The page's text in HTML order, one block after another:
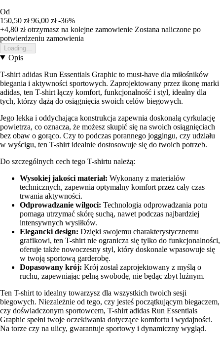
Od
150,50 zł 96,00 zł -36%
+4,80 złotrzymasz na kolejne zamowienie Zostana naliczone po
potwierdzeniu zamowienia
Loading...
Opis
T-shirt adidas Run Essentials Graphic to must-have dla miłośników
biegania i aktywności sportowych. Zaprojektowany przez ikonę marki
adidas, ten T-shirt łączy komfort, funkcjonalność i styl, idealny dla
tych, którzy dążą do osiągnięcia swoich celów biegowych.
Jego lekka i oddychająca konstrukcja zapewnia doskonałą cyrkulację
powietrza, co oznacza, że możesz skupić się na swoich osiągnięciach
bez obaw o gorąco. Czy to podczas porannego joggingu, czy udziału
w wyścigu, ten T-shirt idealnie dostosowuje się do twoich potrzeb.
Do szczególnych cech tego T-shirtu należą:
Wysokiej jakości materiał: Wykonany z materiałów
technicznych, zapewnia optymalny komfort przez cały czas
trwania aktywności.
Odprowadzanie wilgoci: Technologia odprowadzania potu
pomaga utrzymać skórę suchą, nawet podczas najbardziej
intensywnych wysiłków.
Elegancki design: Dzięki swojemu charakterystycznemu
grafikowi, ten T-shirt nie ogranicza się tylko do funkcjonalności,
oferuje także nowoczesny styl, który doskonale wpasowuje się
w twoją sportową garderobę.
Dopasowany krój: Krój został zaprojektowany z myślą o
ruchu, zapewniając pełną swobodę, nie będąc zbyt luźnym.
Ten T-shirt to idealny towarzysz dla wszystkich twoich sesji
biegowych. Niezależnie od tego, czy jesteś początkującym biegaczem,
czy doświadczonym sportowcem, T-shirt adidas Run Essentials
Graphic spełni twoje oczekiwania dotyczące komfortu i wydajności.
Na torze czy na ulicy, gwarantuje sportowy i dynamiczny wygląd.